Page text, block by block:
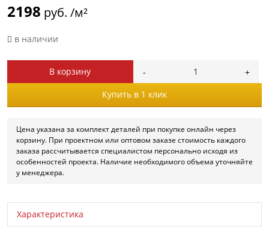
2198 руб. /м²
в наличии
В корзину
Купить в 1 клик
Цена указана за комплект деталей при покупке онлайн через
корзину. При проектном или оптовом заказе стоимость каждого
заказа рассчитывается специалистом персонально исходя из
особенностей проекта. Наличие необходимого объема уточняйте
у менеджера.
Характеристика